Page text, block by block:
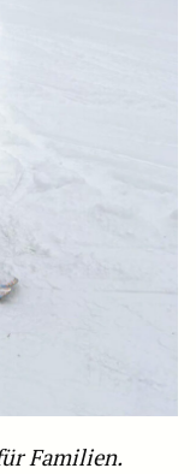
Familien.